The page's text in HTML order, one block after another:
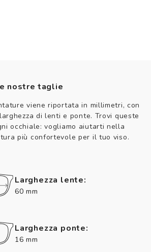
nostre taglie
viene riportata in millimetri, con
di lenti e ponte. Trovi queste
occhiale: vogliamo aiutarti nella
più confortevole per il tuo viso.
Larghezza lente:
60 mm
Larghezza ponte:
16 mm